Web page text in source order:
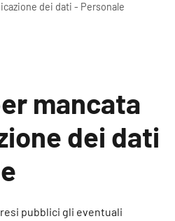
dei dati - Personale
mancata
dei dati
pubblici gli eventuali